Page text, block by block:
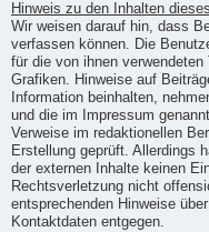
Hinweis zu den Inhalten
Wir weisen darauf hin, dass
verfassen können. Die
für die von ihnen
Grafiken. Hinweise auf
Information beinhalten,
und die im Impressum
Verweise im redaktionellen
Erstellung geprüft. Allerdings
der externen Inhalte keinen
Rechtsverletzung nicht
entsprechenden Hinweise
Kontaktdaten entgegen.